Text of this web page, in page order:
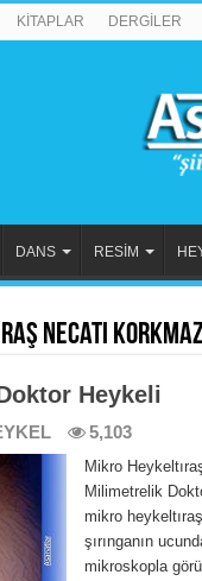
KİTAPLAR DERGİLER
DANS RESİM
Necati Korkmaz
Heykeli
5,103
Mikro
Milimetrelik
mikro
şırınganın
mikroskopla